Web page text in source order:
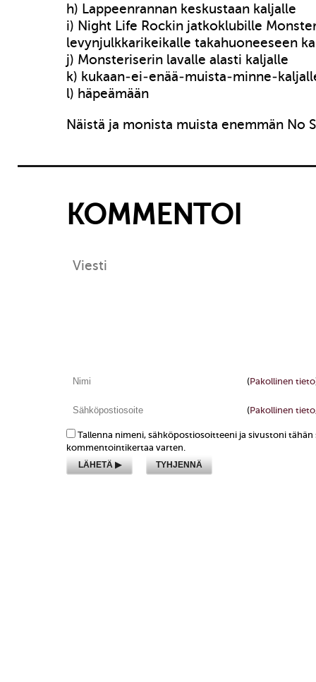
h) Lappeenrannan keskustaan kaljalle
i) Night Life Rockin jatkoklubille
levynjulkkarikeikalle takahuoneeseen
j) Monsteriserin lavalle alasti kaljalle
k) kukaan-ei-enää-muista-minne-
l) häpeämään
Näistä ja monista muista enemmän No
KOMMENTOI
(Pakollinen tieto
(Pakollinen
Tallenna nimeni, sähköpostiosoitteeni ja sivustoni tähän
kommentointikertaa varten.